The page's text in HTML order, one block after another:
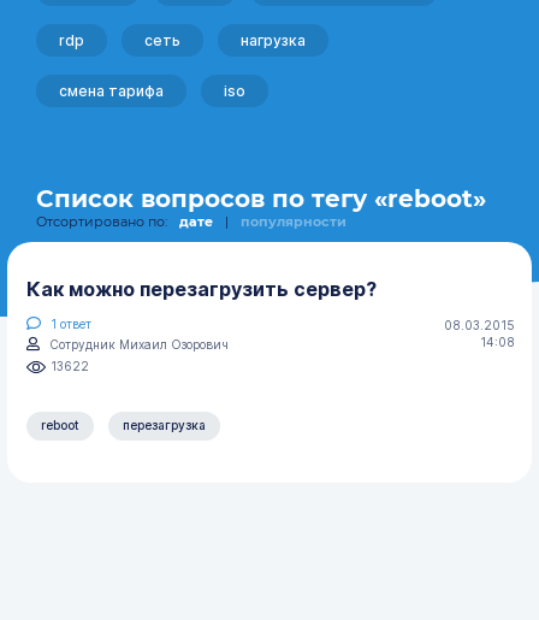
rdp сеть нагрузка
смена тарифа iso
Список вопросов по тегу «reboot»
Отсортировано по: дате | популярности
Как можно перезагрузить сервер?
08.03.2015
14:08
1 ответ
Сотрудник Михаил Озорович
13622
reboot перезагрузка